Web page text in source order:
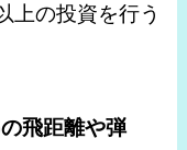
上の投資を行う
飛距離や弾